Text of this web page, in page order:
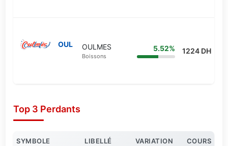
OUL OULMES
Boissons
5.52% 1224 DH
Top 3 Perdants
SYMBOLE LIBELLÉ VARIATION COURS